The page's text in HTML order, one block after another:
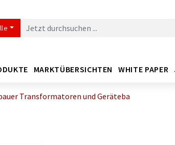
MARKTÜBERSICHTEN WHITE PAPER
Transformatoren und Geräteba